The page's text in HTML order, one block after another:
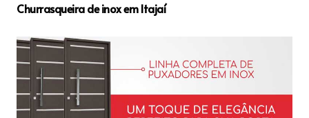
Churrasqueira de inox em Itajaí